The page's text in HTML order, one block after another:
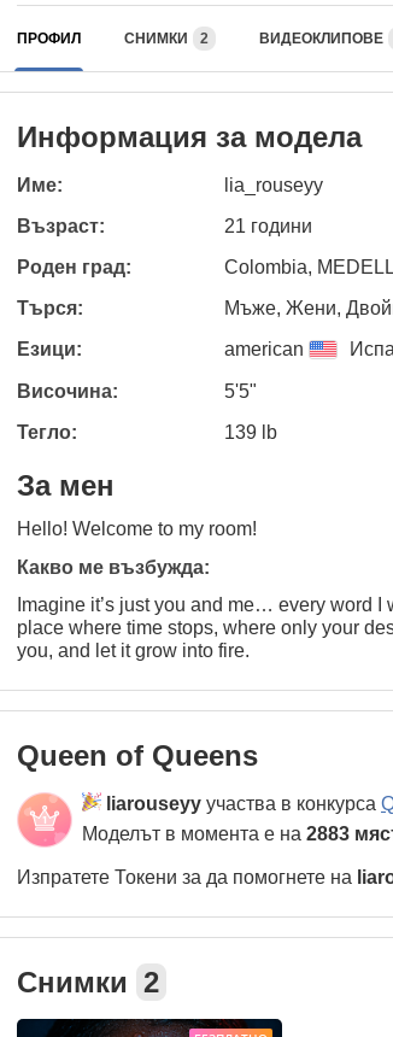
ПРОФИЛ СНИМКИ 2 ВИДЕОКЛИПОВЕ
Информация за модела
Име:
lia_rouseyy
Възраст:
21 години
Роден град:
Colombia,
Търся:
Мъже, Жени,
Езици:
american
Височина:
5'5"
Тегло:
139 lb
За мен
Hello! Welcome to my room!
Какво ме възбужда:
Imagine it’s just you and me… every word
place where time stops, where only your
you, and let it grow into fire.
Queen of Queens
liarouseyy участва в конкурса
Моделът в момента е на 2883
Изпратете Токени за да помогнете на
Снимки 2